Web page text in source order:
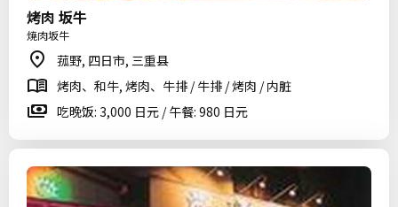
烤肉 坂牛
焼肉坂牛
菰野, 四日市, 三重县
烤肉、和牛, 烤肉、牛排 / 牛排 / 烤肉 / 内脏
吃晚饭: 3,000 日元 / 午餐: 980 日元